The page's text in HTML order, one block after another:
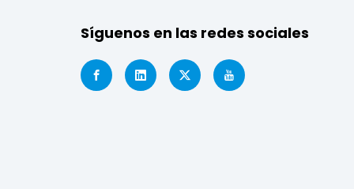
Síguenos en las redes sociales